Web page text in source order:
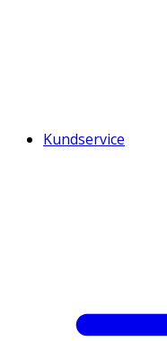
Kundservice